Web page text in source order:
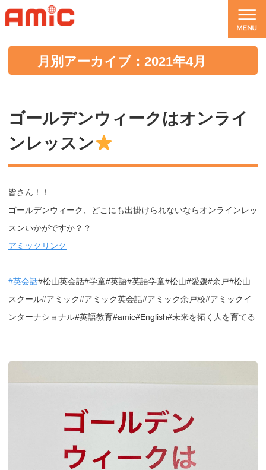
月別アーカイブ：2021年4月
ゴールデンウィークはオンライ
ンレッスン
皆さん！！
ゴールデンウィーク、どこにも出掛けられないならオンラインレッ
スンいかがですか？？
アミックリンク
#英会話#松山英会話#学童#英語#英語学童#松山#愛媛#余戸#松山
スクール#アミック#アミック英会話#アミック余戸校#アミックイ
ンターナショナル#英語教育#amic#English#未来を拓く人を育てる